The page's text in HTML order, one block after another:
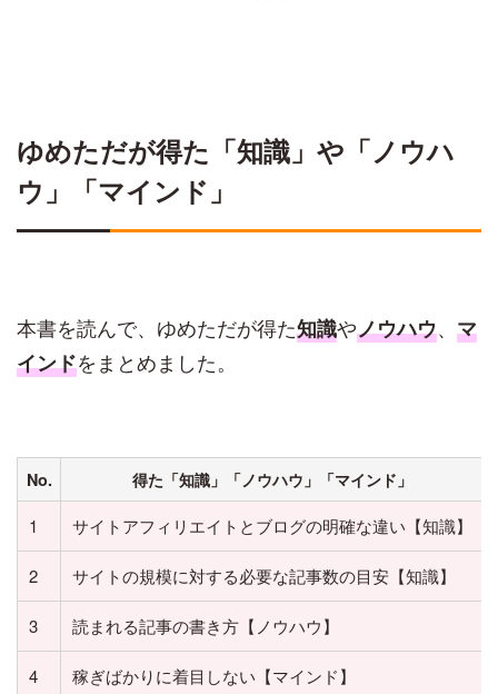
ゆめただが得た「知識」や「ノウハ
ウ」「マインド」
本書を読んで、ゆめただが得た知識やノウハウ、 マ
インドをまとめました。
No. 得た「知識」「ノウハウ」「マインド」
1 サイトアフィリエイトとブログの明確な違い【知識】
2 サイトの規模に対する必要な記事数の目安【知識】
3 読まれる記事の書き方【ノウハウ】
4 稼ぎばかりに着目しない【マインド】